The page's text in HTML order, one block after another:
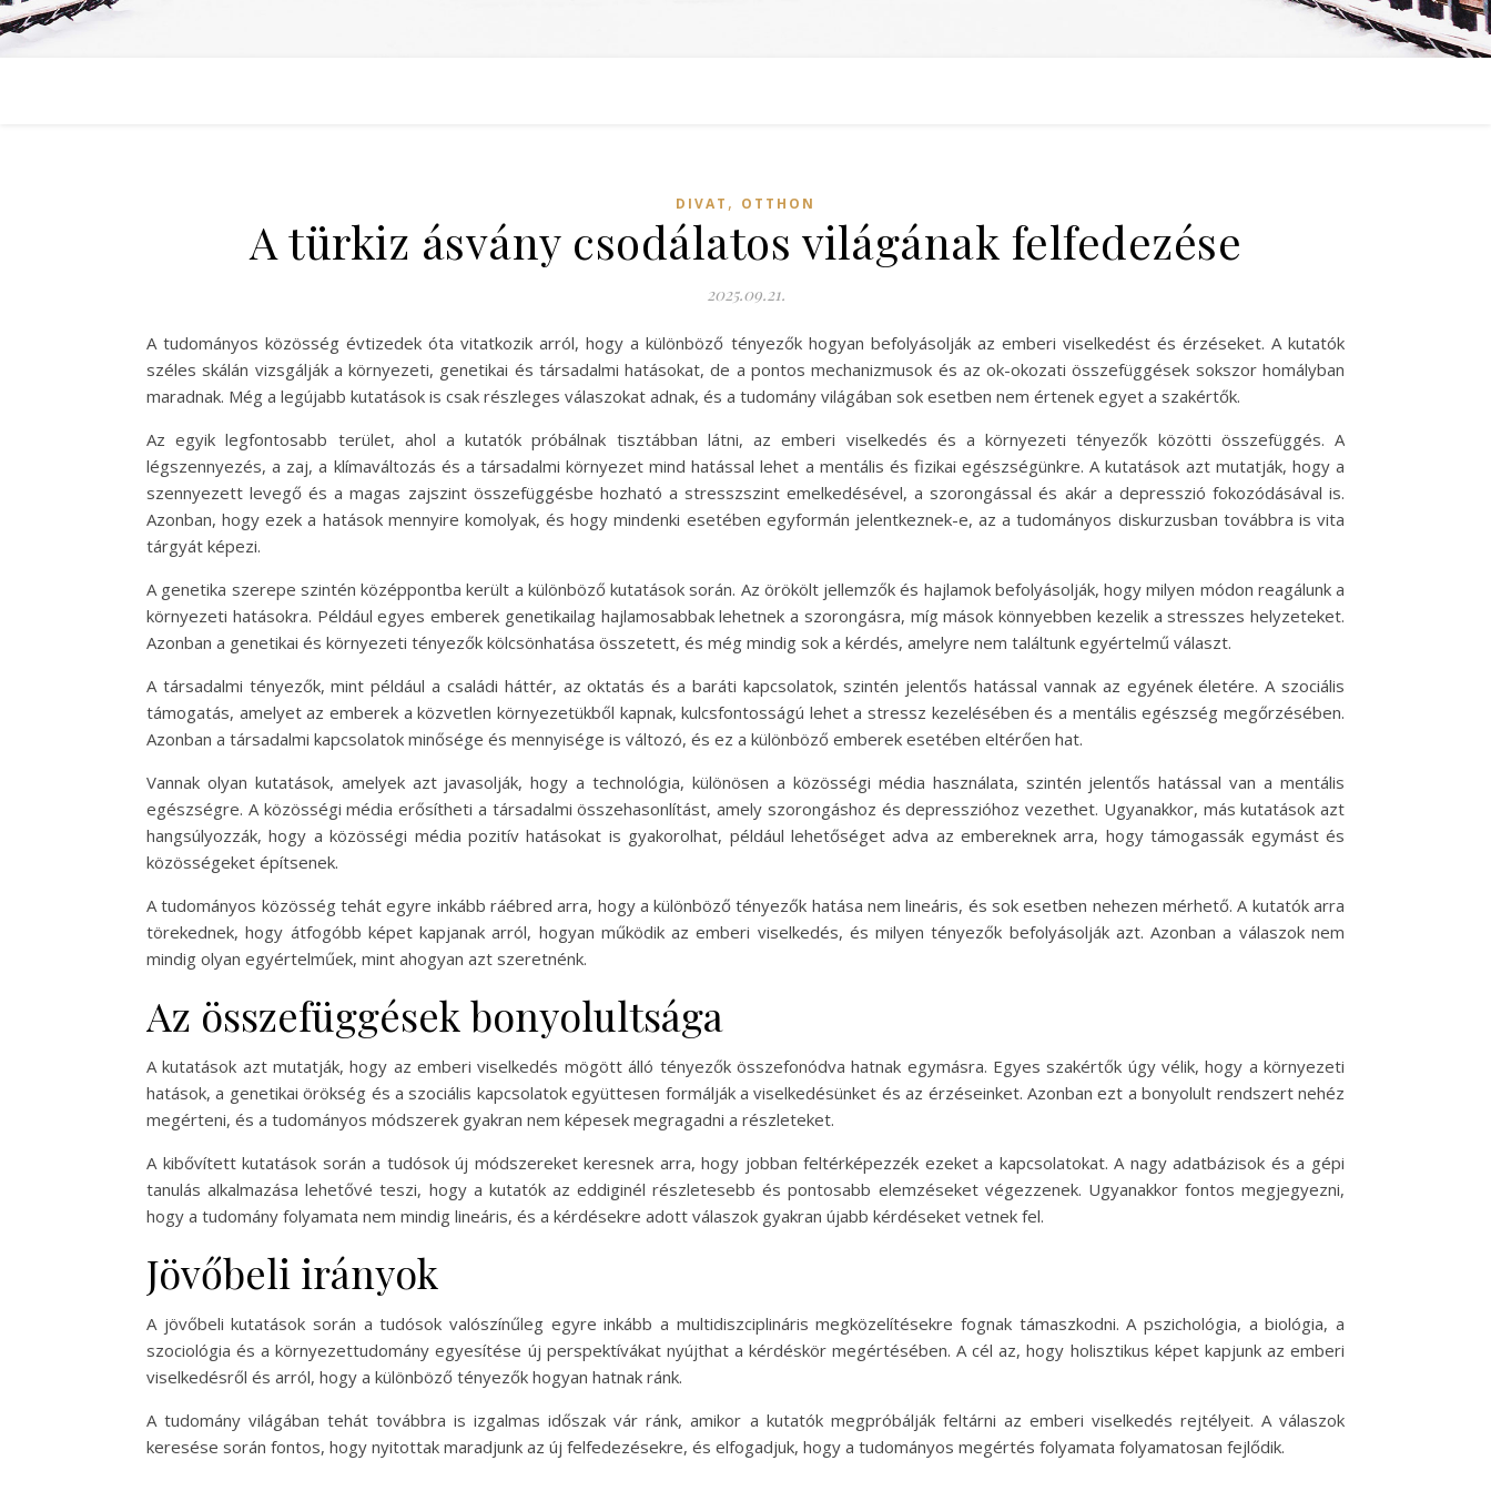
DIVAT , OTTHON
A türkiz ásvány csodálatos világának felfedezése
2025.09.21.
A tudományos közösség évtizedek óta vitatkozik arról, hogy a különböző tényezők hogyan befolyásolják az emberi viselkedést és érzéseket. A kutatók
széles skálán vizsgálják a környezeti, genetikai és társadalmi hatásokat, de a pontos mechanizmusok és az ok-okozati összefüggések sokszor homályban
maradnak. Még a legújabb kutatások is csak részleges válaszokat adnak, és a tudomány világában sok esetben nem értenek egyet a szakértők.
Az egyik legfontosabb terület, ahol a kutatók próbálnak tisztábban látni, az emberi viselkedés és a környezeti tényezők közötti összefüggés. A
légszennyezés, a zaj, a klímaváltozás és a társadalmi környezet mind hatással lehet a mentális és fizikai egészségünkre. A kutatások azt mutatják, hogy a
szennyezett levegő és a magas zajszint összefüggésbe hozható a stresszszint emelkedésével, a szorongással és akár a depresszió fokozódásával is.
Azonban, hogy ezek a hatások mennyire komolyak, és hogy mindenki esetében egyformán jelentkeznek-e, az a tudományos diskurzusban továbbra is vita
tárgyát képezi.
A genetika szerepe szintén középpontba került a különböző kutatások során. Az örökölt jellemzők és hajlamok befolyásolják, hogy milyen módon reagálunk a
környezeti hatásokra. Például egyes emberek genetikailag hajlamosabbak lehetnek a szorongásra, míg mások könnyebben kezelik a stresszes helyzeteket.
Azonban a genetikai és környezeti tényezők kölcsönhatása összetett, és még mindig sok a kérdés, amelyre nem találtunk egyértelmű választ.
A társadalmi tényezők, mint például a családi háttér, az oktatás és a baráti kapcsolatok, szintén jelentős hatással vannak az egyének életére. A szociális
támogatás, amelyet az emberek a közvetlen környezetükből kapnak, kulcsfontosságú lehet a stressz kezelésében és a mentális egészség megőrzésében.
Azonban a társadalmi kapcsolatok minősége és mennyisége is változó, és ez a különböző emberek esetében eltérően hat.
Vannak olyan kutatások, amelyek azt javasolják, hogy a technológia, különösen a közösségi média használata, szintén jelentős hatással van a mentális
egészségre. A közösségi média erősítheti a társadalmi összehasonlítást, amely szorongáshoz és depresszióhoz vezethet. Ugyanakkor, más kutatások azt
hangsúlyozzák, hogy a közösségi média pozitív hatásokat is gyakorolhat, például lehetőséget adva az embereknek arra, hogy támogassák egymást és
közösségeket építsenek.
A tudományos közösség tehát egyre inkább ráébred arra, hogy a különböző tényezők hatása nem lineáris, és sok esetben nehezen mérhető. A kutatók arra
törekednek, hogy átfogóbb képet kapjanak arról, hogyan működik az emberi viselkedés, és milyen tényezők befolyásolják azt. Azonban a válaszok nem
mindig olyan egyértelműek, mint ahogyan azt szeretnénk.
Az összefüggések bonyolultsága
A kutatások azt mutatják, hogy az emberi viselkedés mögött álló tényezők összefonódva hatnak egymásra. Egyes szakértők úgy vélik, hogy a környezeti
hatások, a genetikai örökség és a szociális kapcsolatok együttesen formálják a viselkedésünket és az érzéseinket. Azonban ezt a bonyolult rendszert nehéz
megérteni, és a tudományos módszerek gyakran nem képesek megragadni a részleteket.
A kibővített kutatások során a tudósok új módszereket keresnek arra, hogy jobban feltérképezzék ezeket a kapcsolatokat. A nagy adatbázisok és a gépi
tanulás alkalmazása lehetővé teszi, hogy a kutatók az eddiginél részletesebb és pontosabb elemzéseket végezzenek. Ugyanakkor fontos megjegyezni,
hogy a tudomány folyamata nem mindig lineáris, és a kérdésekre adott válaszok gyakran újabb kérdéseket vetnek fel.
Jövőbeli irányok
A jövőbeli kutatások során a tudósok valószínűleg egyre inkább a multidiszciplináris megközelítésekre fognak támaszkodni. A pszichológia, a biológia, a
szociológia és a környezettudomány egyesítése új perspektívákat nyújthat a kérdéskör megértésében. A cél az, hogy holisztikus képet kapjunk az emberi
viselkedésről és arról, hogy a különböző tényezők hogyan hatnak ránk.
A tudomány világában tehát továbbra is izgalmas időszak vár ránk, amikor a kutatók megpróbálják feltárni az emberi viselkedés rejtélyeit. A válaszok
keresése során fontos, hogy nyitottak maradjunk az új felfedezésekre, és elfogadjuk, hogy a tudományos megértés folyamata folyamatosan fejlődik.